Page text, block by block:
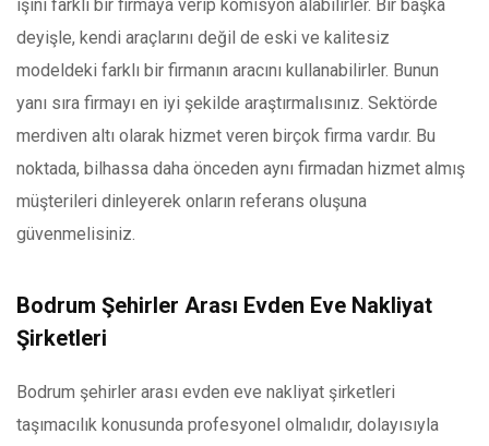
işini farklı bir firmaya verip komisyon alabilirler. Bir başka
deyişle, kendi araçlarını değil de eski ve kalitesiz
modeldeki farklı bir firmanın aracını kullanabilirler. Bunun
yanı sıra firmayı en iyi şekilde araştırmalısınız. Sektörde
merdiven altı olarak hizmet veren birçok firma vardır. Bu
noktada, bilhassa daha önceden aynı firmadan hizmet almış
müşterileri dinleyerek onların referans oluşuna
güvenmelisiniz.
Bodrum Şehirler Arası Evden Eve Nakliyat
Şirketleri
Bodrum şehirler arası evden eve nakliyat şirketleri
taşımacılık konusunda profesyonel olmalıdır, dolayısıyla